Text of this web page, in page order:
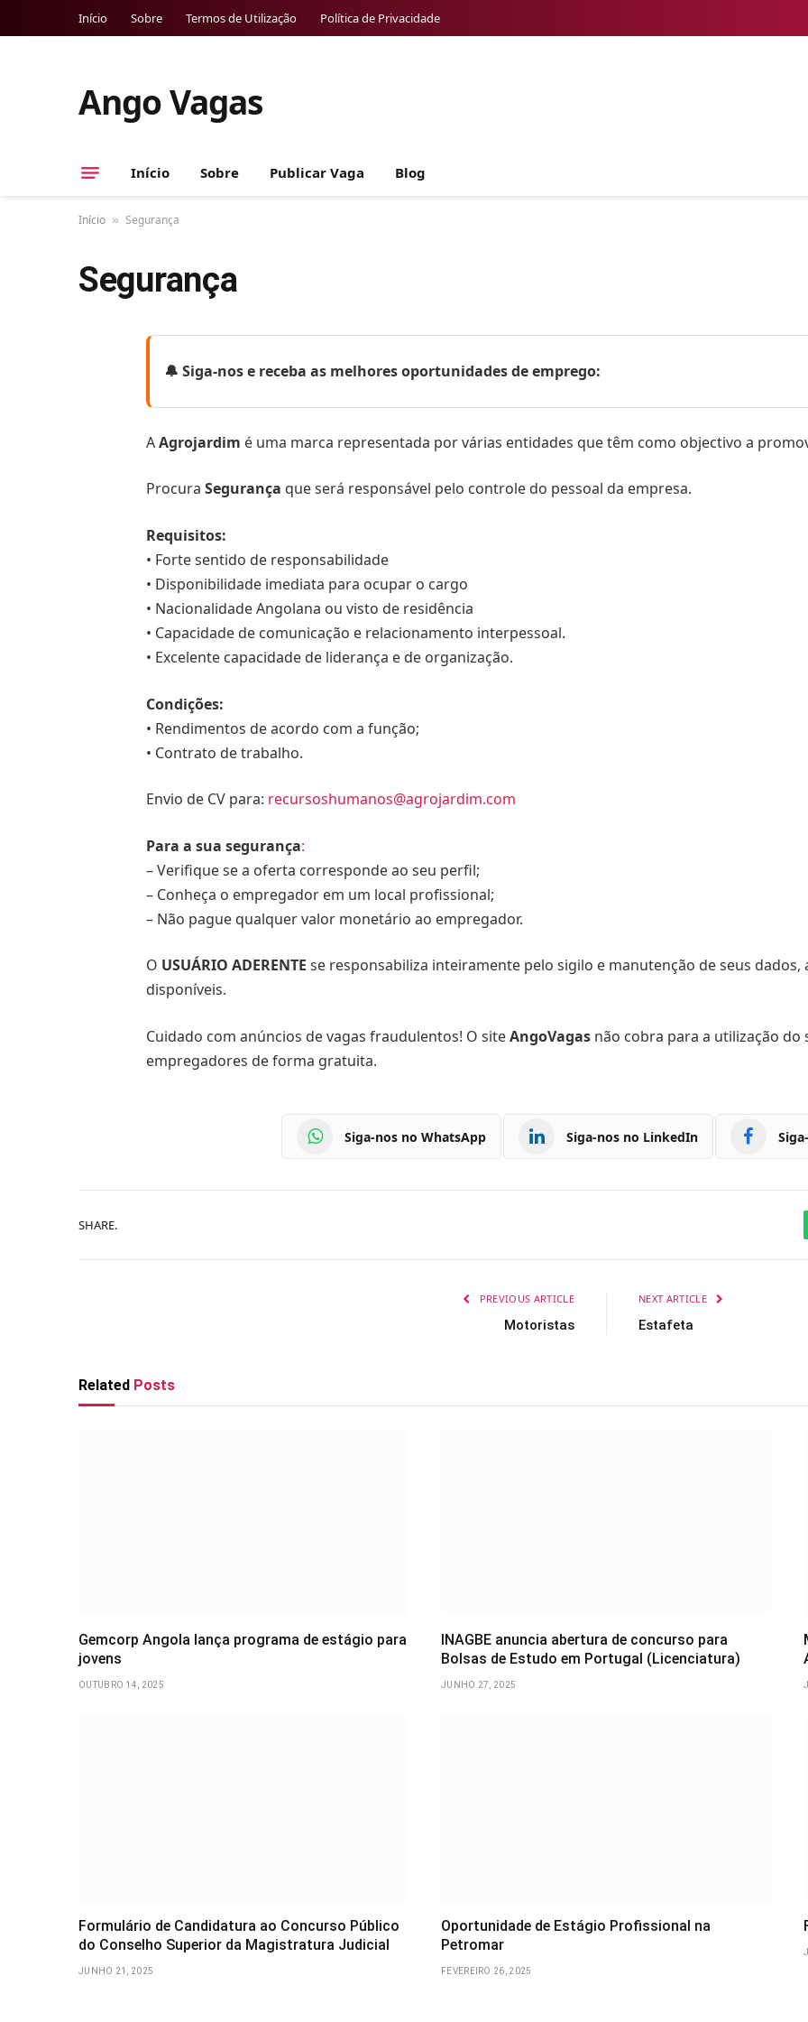
Início Sobre Termos de Utilização Política de Privacidade
Ango Vagas
Início Sobre Publicar Vaga Blog
Início » Segurança
Segurança
🔔 Siga-nos e receba as melhores oportunidades de emprego:
AAgrojardim é uma marca representada por várias entidades que têm como objectivo a
Procura Segurança que será responsável pelo controle do pessoal da empresa.
Requisitos:
• Forte sentido de responsabilidade
• Disponibilidade imediata para ocupar o cargo
• Nacionalidade Angolana ou visto de residência
• Capacidade de comunicação e relacionamento interpessoal.
• Excelente capacidade de liderança e de organização.
Condições:
• Rendimentos de acordo com a função;
• Contrato de trabalho.
Envio de CV para: recursoshumanos@agrojardim.com
Para a sua segurança:
– Verifique se a oferta corresponde ao seu perfil;
– Conheça o empregador em um local profissional;
– Não pague qualquer valor monetário ao empregador.
O USUÁRIO ADERENTE se responsabiliza inteiramente pelo sigilo e manutenção de seus
disponíveis.
Cuidado com anúncios de vagas fraudulentos! O siteAngoVagas não cobra para a utilização
empregadores de forma gratuita.
Siga-nos no WhatsApp Siga-nos no LinkedIn
SHARE.
PREVIOUS ARTICLE
Motoristas
NEXT ARTICLE
Estafeta
Related Posts
Gemcorp Angola lança programa de estágio para
jovens
OUTUBRO 14, 2025
INAGBE anuncia abertura de concurso para
Bolsas de Estudo em Portugal (Licenciatura)
JUNHO 27, 2025
Formulário de Candidatura ao Concurso Público
do Conselho Superior da Magistratura Judicial
JUNHO 21, 2025
Oportunidade de Estágio Profissional na
Petromar
FEVEREIRO 26, 2025